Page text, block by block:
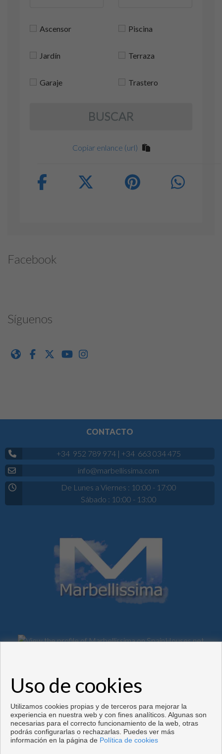
Ascensor Piscina
Jardín Terraza
Garaje Trastero
BUSCAR
Copiar enlance (url)
Facebook
Síguenos
CONTACTO
+34 952 789 974| +34 663 034 475
info@marbellissima.com
De Lunes a Viernes : 10:00 - 17:00
Sábado : 10:00 - 13:00
Copyright © 2026. Todos los derechos reservados.
Desarrollado porInmoenter.Aviso legal|Política de privacidad
Uso de cookies
Utilizamos cookies propias y de terceros para mejorar la
experiencia en nuestra web y con fines analíticos. Algunas son
necesarias para el correcto funcionamiento de la web, otras
podrás configurarlas o rechazarlas. Puedes ver más
información en la página de Política de cookies